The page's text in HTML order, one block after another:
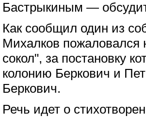
Бастрыкиным —
Как сообщил один из
Михалков
сокол", за постановку
колонию Беркович и
Беркович.
Речь идет о